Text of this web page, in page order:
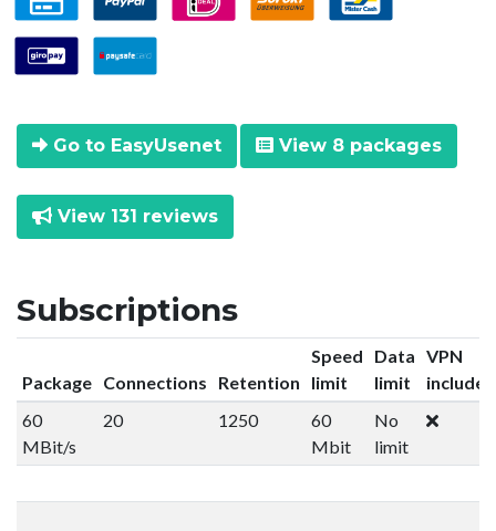
Go to EasyUsenet View 8 packages
View 131 reviews
Subscriptions
Package Connections Retention
Speed
limit
Data
limit
VPN
included
60
MBit/s
20 1250
60
Mbit
No
limit